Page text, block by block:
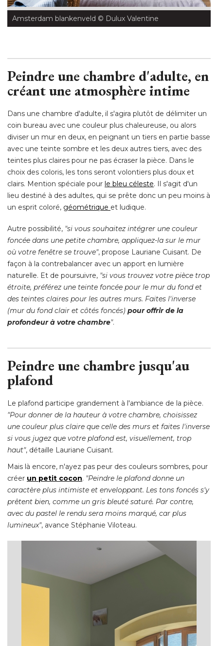
Amsterdam blankenveld © Dulux Valentine
Peindre une chambre d'adulte, en
créant une atmosphère intime
Dans une chambre d'adulte, il s'agira plutôt de délimiter un
coin bureau avec une couleur plus chaleureuse, ou alors
diviser un mur en deux, en peignant un tiers en partie basse
avec une teinte sombre et les deux autres tiers, avec des
teintes plus claires pour ne pas écraser la pièce. Dans le
choix des coloris, les tons seront volontiers plus doux et
clairs. Mention spéciale pour le bleu céleste. Il s'agit d'un
lieu destiné à des adultes, qui se prête donc un peu moins à
un esprit coloré, géométrique et ludique.
Autre possibilité, "si vous souhaitez intégrer une couleur
foncée dans une petite chambre, appliquez-la sur le mur
où votre fenêtre se trouve", propose Lauriane Cuisant. De
façon à la contrebalancer avec un apport en lumière
naturelle. Et de poursuivre, "si vous trouvez votre pièce trop
étroite, préférez une teinte foncée pour le mur du fond et
des teintes claires pour les autres murs. Faites l'inverse
(mur du fond clair et côtés foncés) pour offrir de la
profondeur à votre chambre".
Peindre une chambre jusqu'au
plafond
Le plafond participe grandement à l'ambiance de la pièce.
"Pour donner de la hauteur à votre chambre, choisissez
une couleur plus claire que celle des murs et faites l'inverse
si vous jugez que votre plafond est, visuellement, trop
haut", détaille Lauriane Cuisant.
Mais là encore, n'ayez pas peur des couleurs sombres, pour
créer un petit cocon. "Peindre le plafond donne un
caractère plus intimiste et enveloppant. Les tons foncés s'y
prêtent bien, comme un gris bleuté saturé. Par contre,
avec du pastel le rendu sera moins marqué, car plus
lumineux", avance Stéphanie Viloteau.